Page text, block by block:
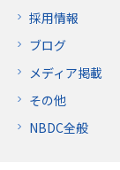
採用情報
ブログ
メディア掲載
その他
NBDC全般